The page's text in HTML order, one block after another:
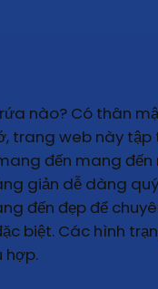
nào? Có thân
trang web này
đến mang đến
giản dễ dàng
đến đẹp để
biệt. Các hình
hợp.